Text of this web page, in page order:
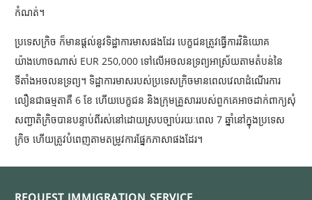
កំណត់។
ប្រទេសក្រិច ក៏មានផ្តល់នូវទិដ្ឋាការមាសផងដែរ បេក្ខជនត្រូវធ្វើការវិនិយោគ
យ៉ាងហោចណាស់ EUR 250,000 ទៅលើអចលនទ្រព្យអាស្រ័យតាមតំបន់នៃ
ទីតាំងអចលនទ្រព្យ។ ទិដ្ឋាការមាសរបស់ប្រទេសក្រិចមានពេលវេលាដំណើរការ
លឿនជាធម្មតាគឺ 6 ខែ ហើយបេក្ខជន និងក្រុមគ្រួសាររបស់ពួកគេអាចដាក់ពាក្យសុំ
សញ្ជាតិក្រិចបានបន្ទាប់ពីរស់នៅដោយស្របច្បាប់រយៈពេល 7 ឆ្នាំនៅក្នុងប្រទេស
ក្រិច ហើយត្រូវបំពេញតាមតម្រូវការផ្នែកភាសាផងដែរ។
REQUEST IMMIGRATION SERVICE